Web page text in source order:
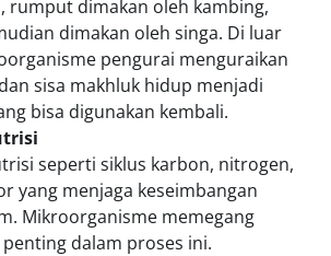
rumput dimakan oleh kambing,
dimakan oleh singa. Di luar
pengurai menguraikan
sisa makhluk hidup menjadi
bisa digunakan kembali.
seperti siklus karbon, nitrogen,
yang menjaga keseimbangan
Mikroorganisme memegang
dalam proses ini.